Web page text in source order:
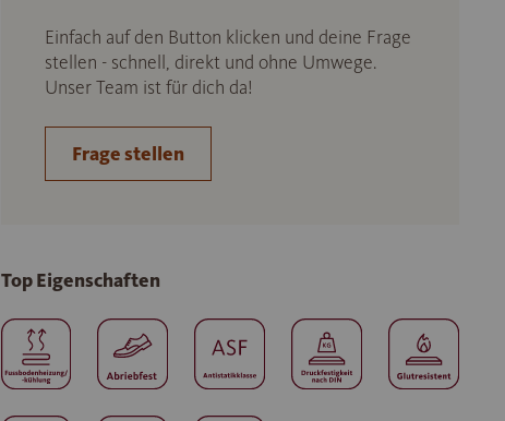
Einfach auf den Button klicken und deine Frage
stellen - schnell, direkt und ohne Umwege.
Unser Team ist für dich da!
Frage stellen
Top Eigenschaften